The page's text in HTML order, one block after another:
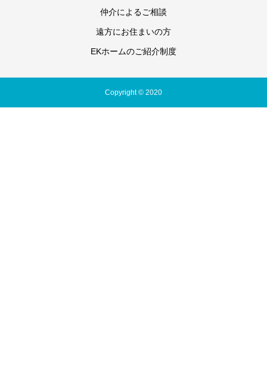
仲介によるご相談
遠方にお住まいの方
EKホームのご紹介制度
Copyright © 2020